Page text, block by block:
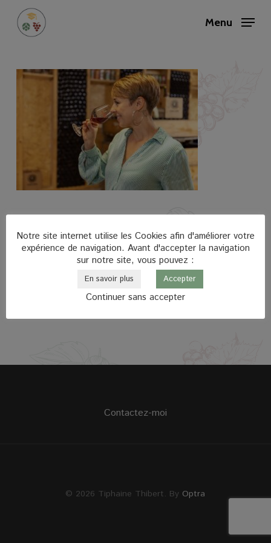
main
content
Menu
Contactez-moi
© 2026 Tiphaine Thibert. By Optra
Notre site internet utilise les Cookies afin d'améliorer votre
expérience de navigation. Avant d'accepter la navigation
sur notre site, vous pouvez :
En savoir plus Accepter
Continuer sans accepter